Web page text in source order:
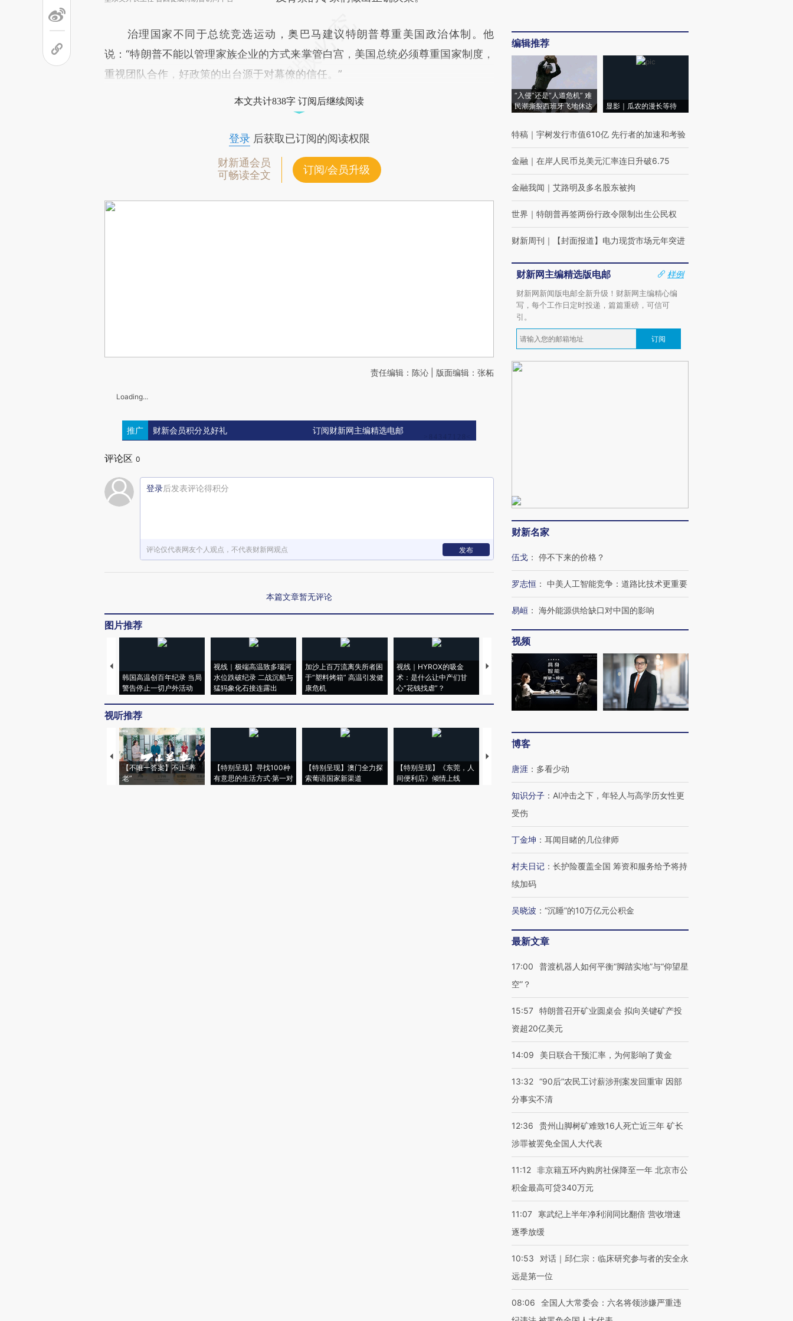
治理国家不同于总统竞选运动，奥巴马建议特朗普尊重美国政治体制。他
说：“特朗普不能以管理家族企业的方式来掌管白宫，美国总统必须尊重国家制度，
重视团队合作，好政策的出台源于对幕僚的信任。”
本文共计838字 订阅后继续阅读
登录后获取已订阅的阅读权限
财新通会员
可畅读全文
订阅/会员升级
责任编辑：陈沁 | 版面编辑：张柘
Loading...
推广 财新会员积分兑好礼 订阅财新网主编精选电邮
评论区 0
登录后发表评论得积分
评论仅代表网友个人观点，不代表财新网观点 发布
本篇文章暂无评论
图片推荐
韩国高温创百年纪录 当局
警告停止一切户外活动
视线｜极端高温致多瑙河
水位跌破纪录 二战沉船与
猛犸象化石接连露出
加沙上百万流离失所者困
于“塑料烤箱” 高温引发健
康危机
视线｜HYROX的吸金
术：是什么让中产们甘
心“花钱找虐”？
马航飞行员跨国走私7万
粒摇头丸 尿检体内含3种
视线｜被称为“蟑螂”的印
度Z世代 用街头抗争将教
育部长拱下台
视线｜“入侵”还是“人道危
飞地休达
视听推荐
【不唯一答案】不止“养
老”
【特别呈现】寻找100种
有意思的生活方式·第一对
【特别呈现】澳门全力探
索葡语国家新渠道
【特别呈现】《东莞，人
间便利店》倾情上线
【推广】走进第四届链博
会，让数智科技“链”接产
编辑推荐
“入侵”还是“人道危机” 难
民潮撕裂西班牙飞地休达
显影｜瓜农的漫长等待
特稿 ｜ 宇树发行市值610亿 先行者的加速和考验
金融 ｜ 在岸人民币兑美元汇率连日升破6.75
金融我闻 ｜ 艾路明及多名股东被拘
世界 ｜ 特朗普再签两份行政令限制出生公民权
财新周刊 ｜ 【封面报道】电力现货市场元年突进
财新网主编精选版电邮
样例
财新网新闻版电邮全新升级！财新网主编精心编
写，每个工作日定时投递，篇篇重磅，可信可
引。
订阅
财新名家
伍戈 ： 停不下来的价格？
罗志恒 ： 中美人工智能竞争：道路比技术更重要
易峘 ： 海外能源供给缺口对中国的影响
视频
博客
唐涯 ： 多看少动
知识分子 ： AI冲击之下，年轻人与高学历女性更
受伤
丁金坤 ： 耳闻目睹的几位律师
村夫日记 ： 长护险覆盖全国 筹资和服务给予将持
续加码
吴晓波 ： “沉睡”的10万亿元公积金
最新文章
17:00
普渡机器人如何平衡“脚踏实地”与“仰望星
空”？
15:57 特朗普召开矿业圆桌会 拟向关键矿产投
资超20亿美元
14:09 美日联合干预汇率，为何影响了黄金
13:32 “90后”农民工讨薪涉刑案发回重审 因部
分事实不清
12:36
贵州山脚树矿难致16人死亡近三年 矿长
涉罪被罢免全国人大代表
11:12 非京籍五环内购房社保降至一年 北京市公
积金最高可贷340万元
11:07
寒武纪上半年净利润同比翻倍 营收增速
逐季放缓
10:53
对话｜邱仁宗：临床研究参与者的安全永
远是第一位
08:06
全国人大常委会：六名将领涉嫌严重违